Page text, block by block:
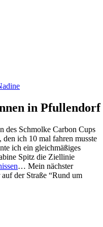
in Pfullendorf
des Schmolke Carbon Cups
ich 10 mal fahren musste
ich ein gleichmäßiges
Spitz die Ziellinie
… Mein nächster
der Straße “Rund um